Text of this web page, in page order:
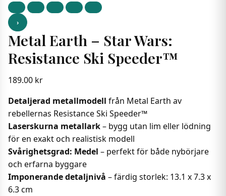
›
Metal Earth – Star Wars:
Resistance Ski Speeder™
189.00 kr
Detaljerad metallmodell från Metal Earth av
rebellernas Resistance Ski Speeder™
Laserskurna metallark– bygg utan lim eller lödning
för en exakt och realistisk modell
Svårighetsgrad: Medel – perfekt för både nybörjare
och erfarna byggare
Imponerande detaljnivå – färdig storlek: 13.1 x 7.3 x
6.3 cm